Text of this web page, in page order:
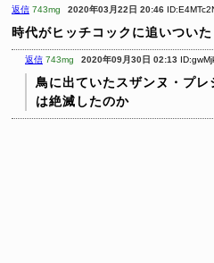
返信 743mg 2020年03月22日 20:46
時代がヒッチコックに追いついた
返信 743mg 2020年09月30日 02:13
鳥に出ていたスザンヌ・プ
は絶滅したのか